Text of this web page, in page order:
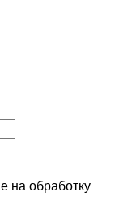
на обработку